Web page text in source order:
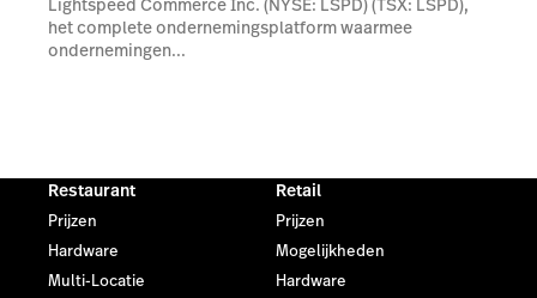
het complete ondernemingsplatform waarmee
ondernemingen...
Restaurant
Prijzen
Hardware
Multi-Locatie
Retail
Prijzen
Mogelijkheden
Hardware